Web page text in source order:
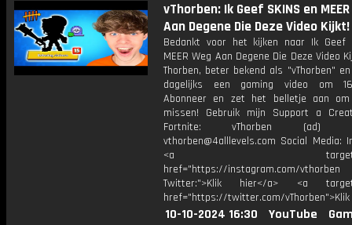
vThorben: Ik Geef SKINS en
Aan Degene Die Deze Video Kijkt!
Bedankt voor het kijken naar Ik Geef
MEER Weg Aan Degene Die Deze Video
Thorben, beter bekend als "vThorben"
dagelijks een gaming video om
Abonneer en zet het belletje aan
missen! Gebruik mijn Support a
Fortnite: vThorben (ad)
vthorben@4alllevels.com Social Media:
<a
href="https://instagram.com/vthorben
Twitter:">Klik hier</a> <a
href="https://twitter.com/
10-10-2024 16:30 YouTube